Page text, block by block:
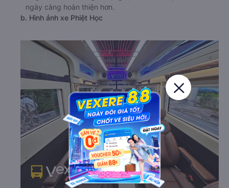
ngày càng hoàn thiện hơn.
b. Hình ảnh xe Phiệt Học